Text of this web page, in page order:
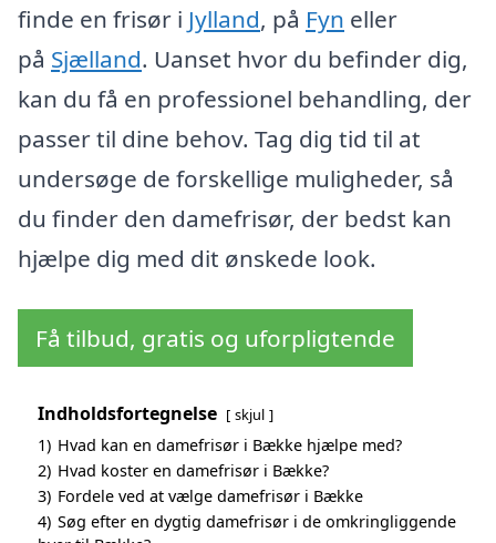
finde en frisør i Jylland, på Fyn eller
på Sjælland. Uanset hvor du befinder dig,
kan du få en professionel behandling, der
passer til dine behov. Tag dig tid til at
undersøge de forskellige muligheder, så
du finder den damefrisør, der bedst kan
hjælpe dig med dit ønskede look.
Få tilbud, gratis og uforpligtende
Indholdsfortegnelse skjul
1) Hvad kan en damefrisør i Bække hjælpe med?
2) Hvad koster en damefrisør i Bække?
3) Fordele ved at vælge damefrisør i Bække
4) Søg efter en dygtig damefrisør i de omkringliggende